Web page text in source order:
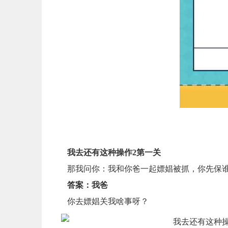
我去还有这种操作2第一关
那我问你：我和你爸一起嫖娼被抓，你先保
答案：我爸
你去嫖娼关我啥事呀？